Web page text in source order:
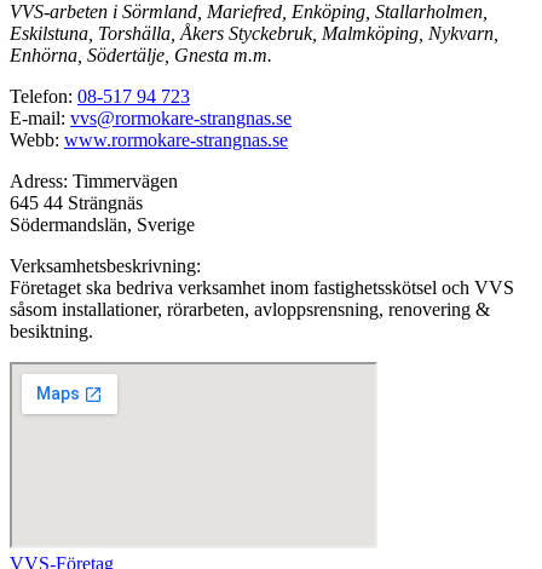
VVS-arbeten i Sörmland, Mariefred, Enköping, Stallarholmen,
Eskilstuna, Torshälla, Åkers Styckebruk, Malmköping, Nykvarn,
Enhörna, Södertälje, Gnesta m.m.
Telefon: 08-517 94 723
E-mail: vvs@rormokare-strangnas.se
Webb: www.rormokare-strangnas.se
Adress: Timmervägen
645 44 Strängnäs
Södermandslän, Sverige
Verksamhetsbeskrivning:
Företaget ska bedriva verksamhet inom fastighetsskötsel och VVS
såsom installationer, rörarbeten, avloppsrensning, renovering &
besiktning.
VVS-Företag